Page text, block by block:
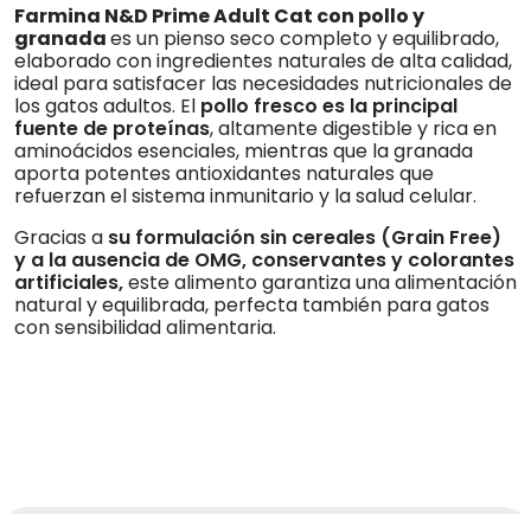
Farmina N&D Prime Adult Cat con pollo y
granadaes un pienso seco completo y equilibrado,
elaborado con ingredientes naturales de alta calidad,
ideal para satisfacer las necesidades nutricionales de
los gatos adultos. El pollo fresco es la principal
fuente de proteínas, altamente digestible y rica en
aminoácidos esenciales, mientras que la granada
aporta potentes antioxidantes naturales que
refuerzan el sistema inmunitario y la salud celular.
Gracias a su formulación sin cereales (Grain Free)
y a la ausencia de OMG, conservantes y colorantes
artificiales,este alimento garantiza una alimentación
natural y equilibrada, perfecta también para gatos
con sensibilidad alimentaria.